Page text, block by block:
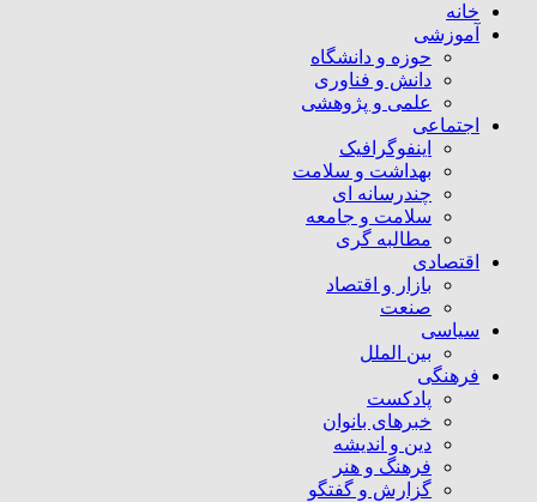
خانه
آموزشی
حوزه و دانشگاه
دانش و فناوری
علمی و پژوهشی
اجتماعی
اینفوگرافیک
بهداشت و سلامت
چندرسانه ای
سلامت و جامعه
مطالبه گری
اقتصادی
بازار و اقتصاد
صنعت
سیاسی
بین الملل
فرهنگی
پادکست
خبرهای بانوان
دین و اندیشه
فرهنگ و هنر
گزارش و گفتگو